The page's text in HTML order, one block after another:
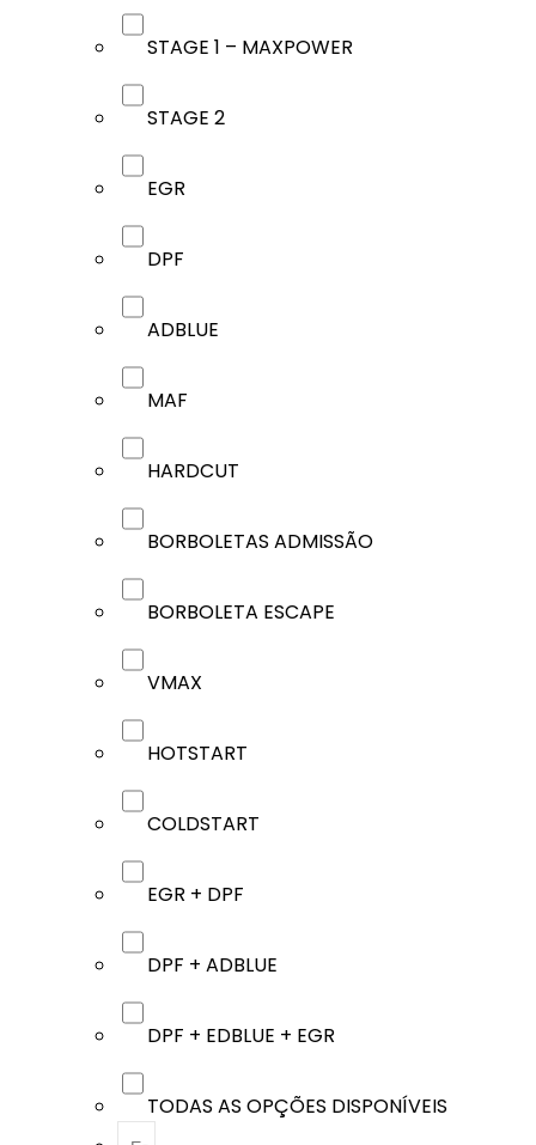
STAGE 1 – MAXPOWER
STAGE 2
EGR
DPF
ADBLUE
MAF
HARDCUT
BORBOLETAS ADMISSÃO
BORBOLETA ESCAPE
VMAX
HOTSTART
COLDSTART
EGR + DPF
DPF + ADBLUE
DPF + EDBLUE + EGR
TODAS AS OPÇÕES DISPONÍVEIS